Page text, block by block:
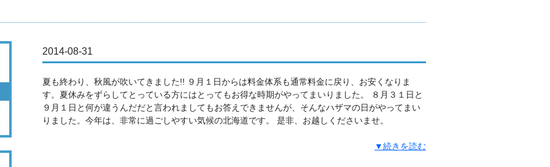
2014-08-31
夏も終わり、秋風が吹いてきました!! ９月１日からは料金体系も通常料金に戻り、お安くなりま
す。夏休みをずらしてとっている方にはとってもお得な時期がやってまいりました。 ８月３１日と
９月１日と何が違うんだだと言われましてもお答えできませんが、そんなハザマの日がやってまい
りました。今年は、非常に過ごしやすい気候の北海道です。 是非、お越しくださいませ。
▼続きを読む